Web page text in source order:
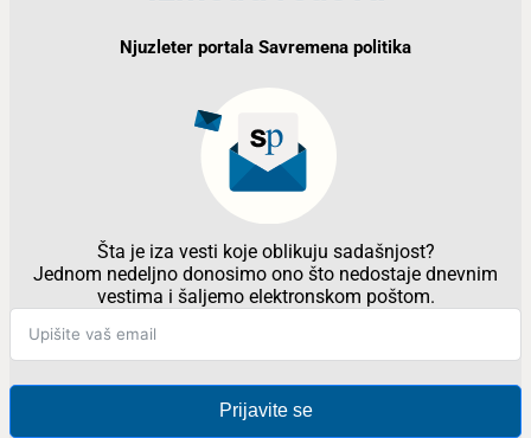
Njuzleter portala Savremena politika
Šta je iza vesti koje oblikuju sadašnjost?
Jednom nedeljno donosimo ono što nedostaje dnevnim
vestima i šaljemo elektronskom poštom.
Prijavite se